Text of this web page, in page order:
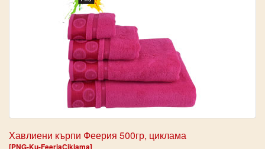
Хавлиени кърпи Феерия 500гр, циклама
[PNG-Ku-FeeriaCiklama]